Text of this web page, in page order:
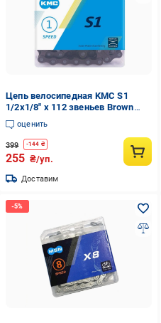
Цепь велосипедная KMC S1
1/2x1/8" x 112 звеньев Brown
(34983607)
оценить
399 -144 ₴
255 ₴/уп.
Доставим